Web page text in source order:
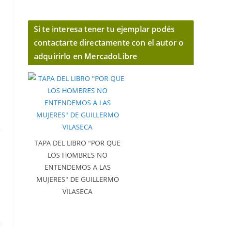
Si te interesa tener tu ejemplar podés
contactarte directamente con el autor o
adquirirlo en MercadoLibre
TAPA DEL LIBRO "POR QUE
LOS HOMBRES NO
ENTENDEMOS A LAS
MUJERES" DE GUILLERMO
VILASECA